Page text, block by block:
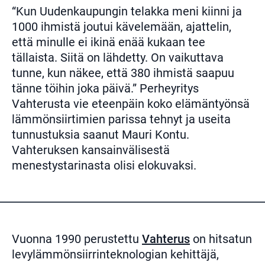
“Kun Uudenkaupungin telakka meni kiinni ja
1000 ihmistä joutui kävelemään, ajattelin,
että minulle ei ikinä enää kukaan tee
tällaista. Siitä on lähdetty. On vaikuttava
tunne, kun näkee, että 380 ihmistä saapuu
tänne töihin joka päivä.” Perheyritys
Vahterusta vie eteenpäin koko elämäntyönsä
lämmönsiirtimien parissa tehnyt ja useita
tunnustuksia saanut Mauri Kontu.
Vahteruksen kansainvälisestä
menestystarinasta olisi elokuvaksi.
Vuonna 1990 perustettu Vahterus on hitsatun
levylämmönsiirrinteknologian kehittäjä,